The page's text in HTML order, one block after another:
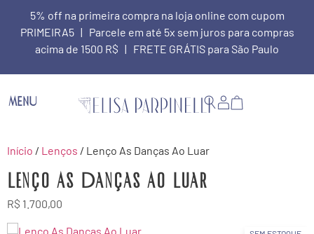
5% off na primeira compra na loja online com cupom
PRIMEIRA5 | Parcele em até 5x sem juros para compras
acima de 1500 R$ | FRETE GRÁTIS para São Paulo
MENU
Início / Lenços / Lenço As Danças Ao Luar
Lenço As Danças Ao Luar
R$ 1.700,00